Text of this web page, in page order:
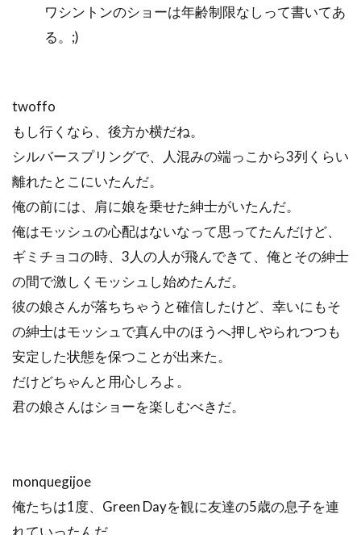
ワシントンのショーは年齢制限なしって書いてあ
る。;)
twoffo
もし行くなら、後方か横だね。
シルバースプリングで、人混みの端っこから3列くらい
離れたとこにいたんだ。
俺の前には、肩に娘を乗せた紳士がいたんだ。
俺はモッシュの心配はないなって思ってたんだけど、
ギミチョコの時、3人の人が飛んできて、俺とその紳士
の間で激しくモッシュし始めたんだ。
彼の娘さんが落ちちゃうと確信したけど、幸いにもそ
の紳士はモッシュで真ん中のほうへ押しやられつつも
安定した状態を保つことが出来た。
だけどちゃんと用心しろよ。
君の娘さんはショーを楽しむべきだ。
monquegijoe
俺たちは1度、Green Dayを観に友達の5歳の息子を連
れていったんだ。